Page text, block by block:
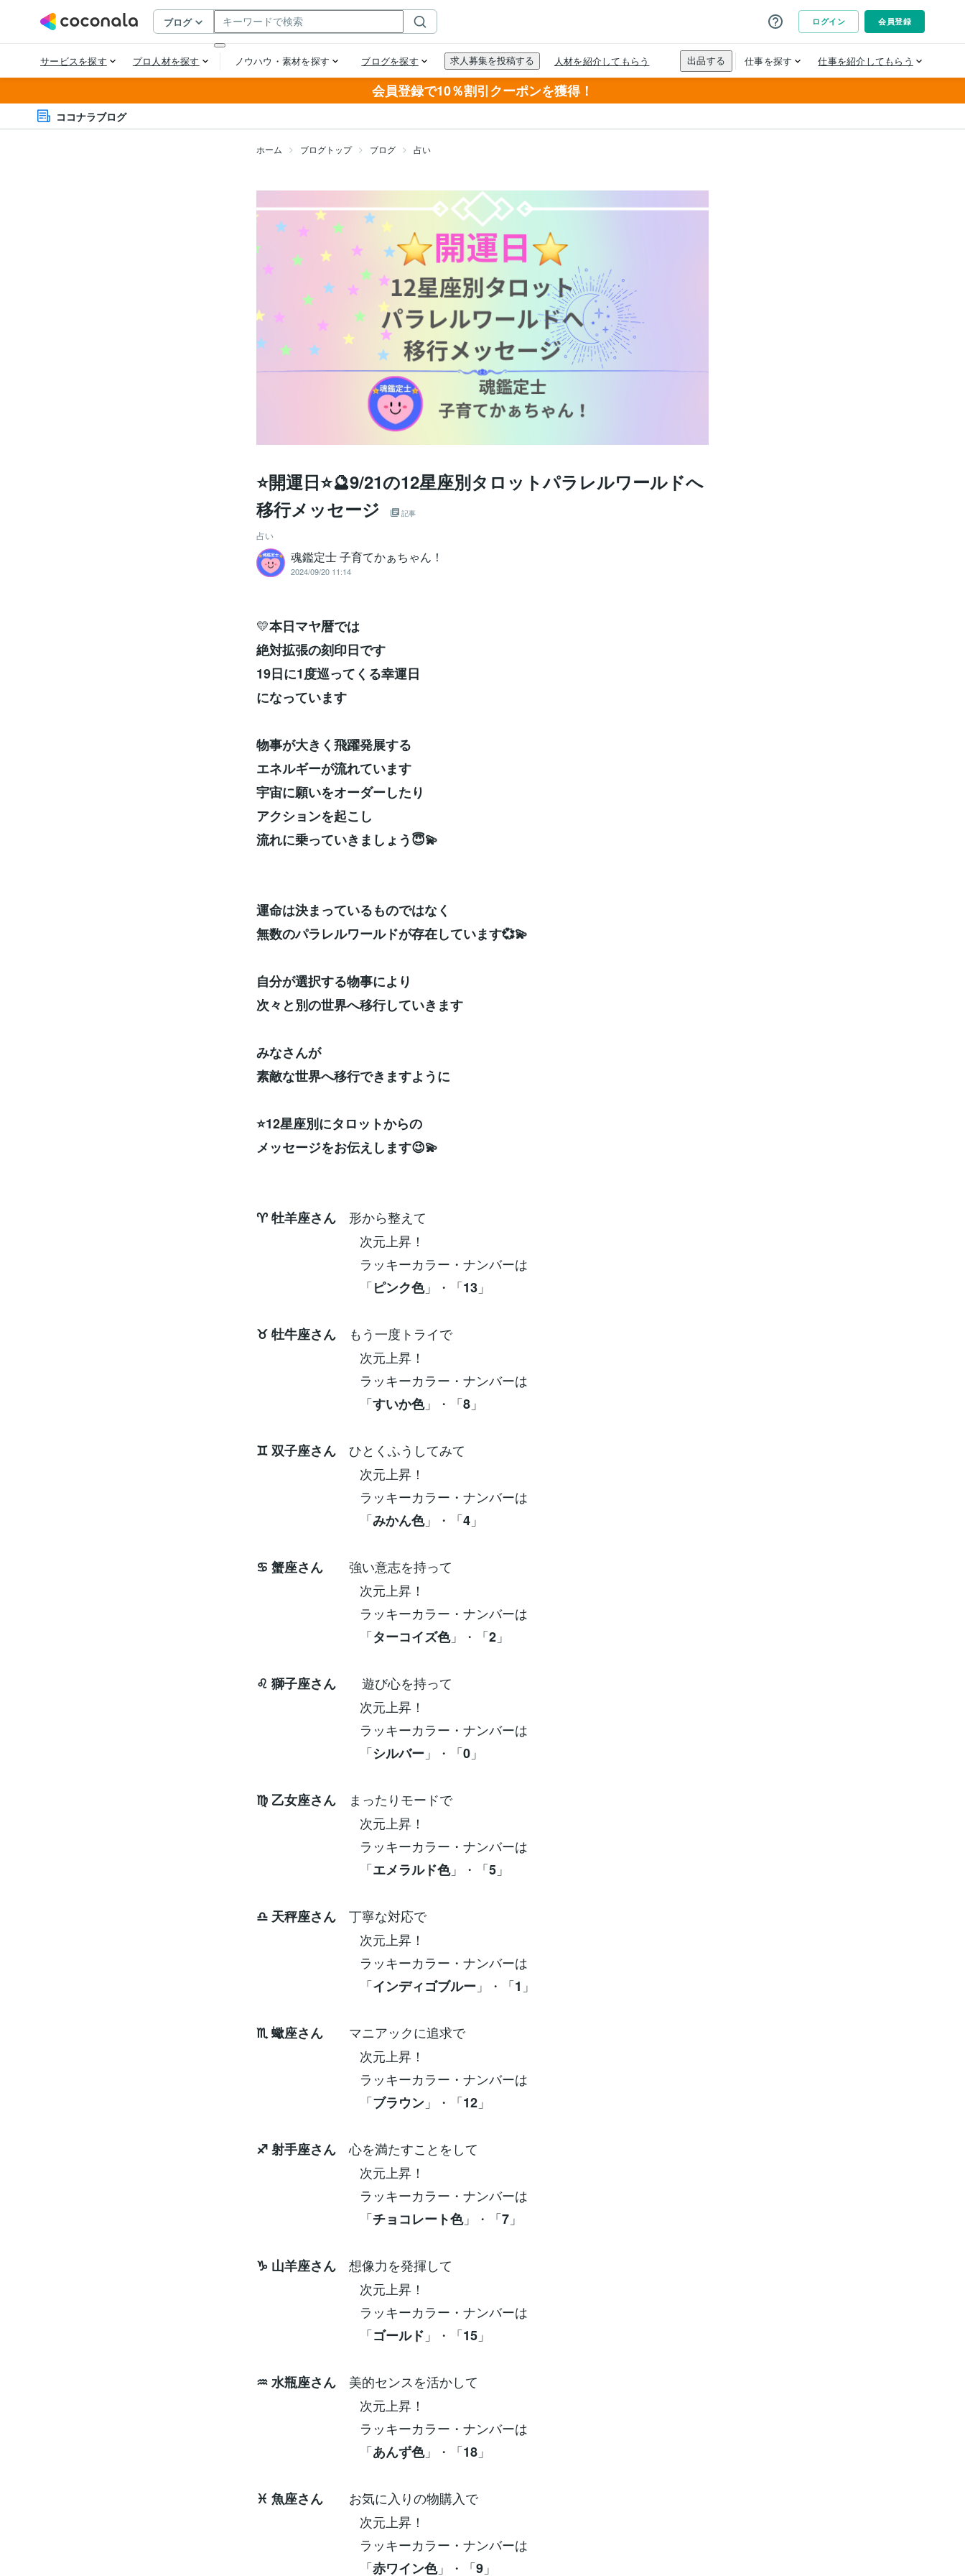
会員登録で10％割引クーポンを獲得！
ココナラブログ
ホーム ブログトップ ブログ 占い
⭐開運日⭐🔮9/21の12星座別タロットパラレルワールドへ
移行メッセージ
記事
占い
魂鑑定士 子育てかぁちゃん！
2024/09/20 11:14
💛本日マヤ暦では
絶対拡張の刻印日です
19日に1度巡ってくる幸運日
になっています
物事が大きく飛躍発展する
エネルギーが流れています
宇宙に願いをオーダーしたり
アクションを起こし
流れに乗っていきましょう😇💫
運命は決まっているものではなく
無数のパラレルワールドが存在しています💞💫
自分が選択する物事により
次々と別の世界へ移行していきます
みなさんが
素敵な世界へ移行できますように
⭐12星座別にタロットからの
メッセージをお伝えします😉💫
♈ 牡羊座さん 形から整えて
次元上昇！
ラッキーカラー・ナンバーは
「ピンク色」・「13 」
♉ 牡牛座さん もう一度トライで
次元上昇！
ラッキーカラー・ナンバーは
「すいか色」・「8 」
♊ 双子座さん ひとくふうしてみて
次元上昇！
ラッキーカラー・ナンバーは
「みかん色」・「4 」
♋ 蟹座さん 強い意志を持って
次元上昇！
ラッキーカラー・ナンバーは
「ターコイズ色」・「2 」
♌ 獅子座さん 遊び心を持って
次元上昇！
ラッキーカラー・ナンバーは
「シルバー 」・「0 」
♍ 乙女座さん まったりモードで
次元上昇！
ラッキーカラー・ナンバーは
「エメラルド色」・「5 」
♎ 天秤座さん 丁寧な対応で
次元上昇！
ラッキーカラー・ナンバーは
「インディゴブルー 」・「1 」
♏ 蠍座さん マニアックに追求で
次元上昇！
ラッキーカラー・ナンバーは
「ブラウン 」・「12 」
♐ 射手座さん 心を満たすことをして
次元上昇！
ラッキーカラー・ナンバーは
「チョコレート色」・「7 」
♑ 山羊座さん 想像力を発揮して
次元上昇！
ラッキーカラー・ナンバーは
「ゴールド 」・「15 」
♒ 水瓶座さん 美的センスを活かして
次元上昇！
ラッキーカラー・ナンバーは
「あんず色」・「18 」
♓ 魚座さん お気に入りの物購入で
次元上昇！
ラッキーカラー・ナンバーは
「赤ワイン色」・「9 」